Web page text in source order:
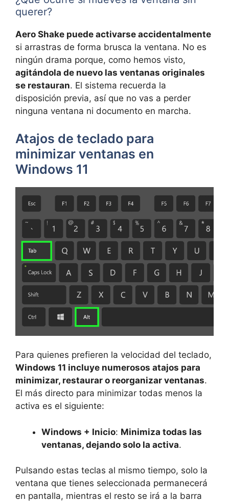
querer?
Aero Shake puede activarse accidentalmente
si arrastras de forma brusca la ventana. No es
ningún drama porque, como hemos visto,
agitándola de nuevo las ventanas originales
se restauran. El sistema recuerda la
disposición previa, así que no vas a perder
ninguna ventana ni documento en marcha.
Atajos de teclado para
minimizar ventanas en
Windows 11
Para quienes prefieren la velocidad del teclado,
Windows 11 incluye numerosos atajos para
minimizar, restaurar o reorganizar ventanas.
El más directo para minimizar todas menos la
activa es el siguiente:
Windows + Inicio: Minimiza todas las
ventanas, dejando solo la activa.
Pulsando estas teclas al mismo tiempo, solo la
ventana que tienes seleccionada permanecerá
en pantalla, mientras el resto se irá a la barra